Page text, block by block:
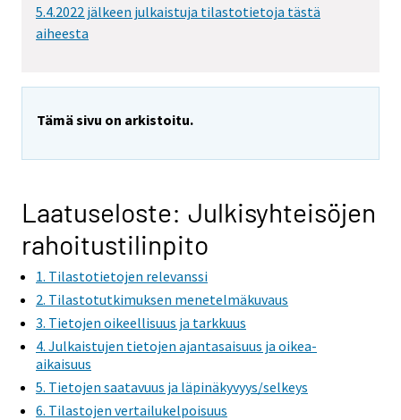
5.4.2022 jälkeen julkaistuja tilastotietoja tästä
aiheesta
Tämä sivu on arkistoitu.
Laatuseloste: Julkisyhteisöjen
rahoitustilinpito
1. Tilastotietojen relevanssi
2. Tilastotutkimuksen menetelmäkuvaus
3. Tietojen oikeellisuus ja tarkkuus
4. Julkaistujen tietojen ajantasaisuus ja oikea-
aikaisuus
5. Tietojen saatavuus ja läpinäkyvyys/selkeys
6. Tilastojen vertailukelpoisuus